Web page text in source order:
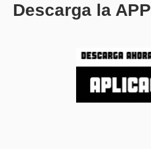
Descarga la APP